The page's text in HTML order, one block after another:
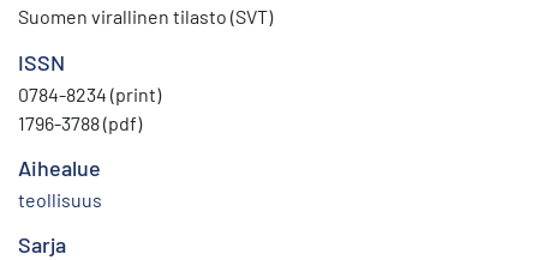
Suomen virallinen tilasto (SVT)
ISSN
0784-8234 (print)
1796-3788 (pdf)
Aihealue
teollisuus
Sarja